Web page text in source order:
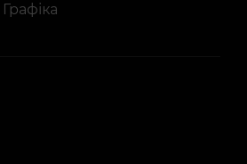
Графіка